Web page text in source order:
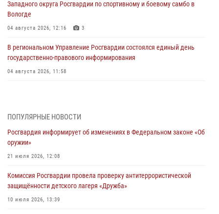
Западного округа Росгвардии по спортивному и боевому самбо в
Вологде
04 августа 2026, 12:16 3
В региональном Управление Росгвардии состоялся единый день
государственно-правового информирования
04 августа 2026, 11:58
03 августа 2026, 17:21
21 единицу оружия изъяли Псковские росгвардейцы за неделю
03 августа 2026, 14:10
безопасности во время празднования Дня ВДВ
02 августа 2026, 13:28
ПОПУЛЯРНЫЕ НОВОСТИ
Росгвардия информирует об изменениях в Федеральном законе «Об
оружии»
21 июля 2026, 12:08
Комиссия Росгвардии провела проверку антитеррористической
защищённости детского лагеря «Дружба»
10 июля 2026, 13:39